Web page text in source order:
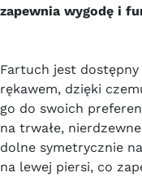
zapewnia wygodę i
Fartuch jest
rękawem, dzięki
go do swoich
na trwałe,
dolne symetrycznie
na lewej piersi, co